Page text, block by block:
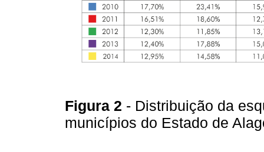
Figura 2 - Distribuição da
municípios do Estado de